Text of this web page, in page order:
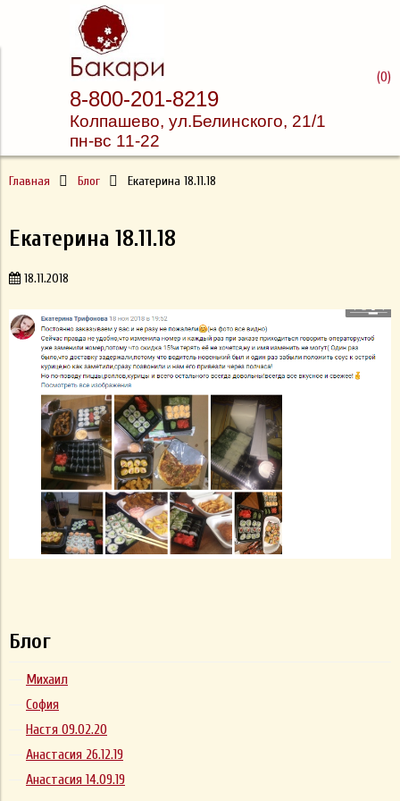
8-800-201-8219
Колпашево, ул.Белинского, 21/1
пн-вс 11-22
(0)
Доставка суши и пиццы
Бакари
Главная Блог Екатерина 18.11.18
Екатерина 18.11.18
18.11.2018
Блог
Михаил
София
Настя 09.02.20
Анастасия 26.12.19
Анастасия 14.09.19